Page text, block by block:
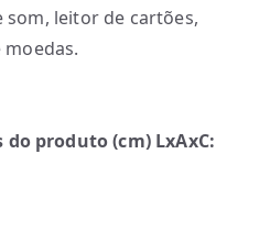
som, leitor de cartões,
produto (cm) LxAxC: